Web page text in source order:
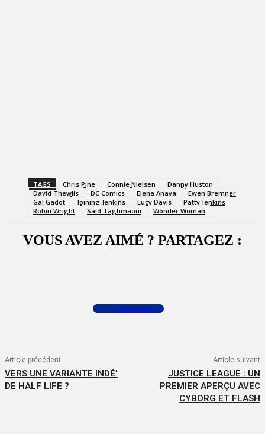
TAGS Chris Pine Connie Nielsen
Danny Huston
David Thewlis
DC Comics Elena Anaya
Ewen Bremner
Gal Gadot
Joining Jenkins Lucy Davis
Patty Jenkins
Robin Wright
Saïd Taghmaoui Wonder Woman
VOUS AVEZ AIMÉ ? PARTAGEZ :
Commenter
Article précédent
VERS UNE VARIANTE INDÉ’
DE HALF LIFE ?
Article suivant
JUSTICE LEAGUE : UN
PREMIER APERÇU AVEC
CYBORG ET FLASH